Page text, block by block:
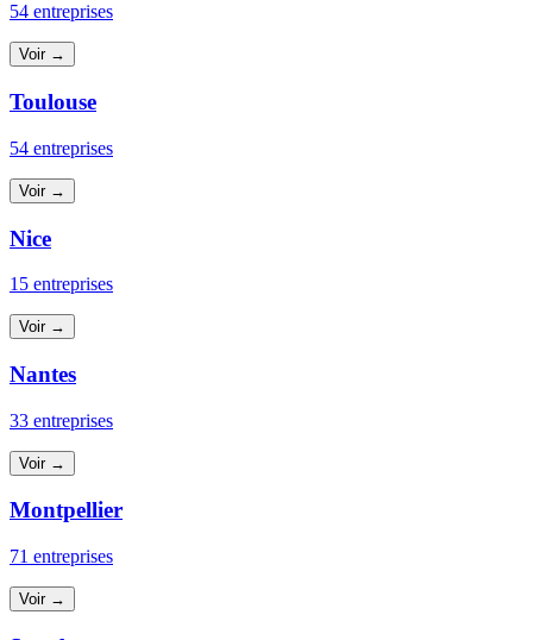
54 entreprises
Voir →
Toulouse
54 entreprises
Voir →
Nice
15 entreprises
Voir →
Nantes
33 entreprises
Voir →
Montpellier
71 entreprises
Voir →